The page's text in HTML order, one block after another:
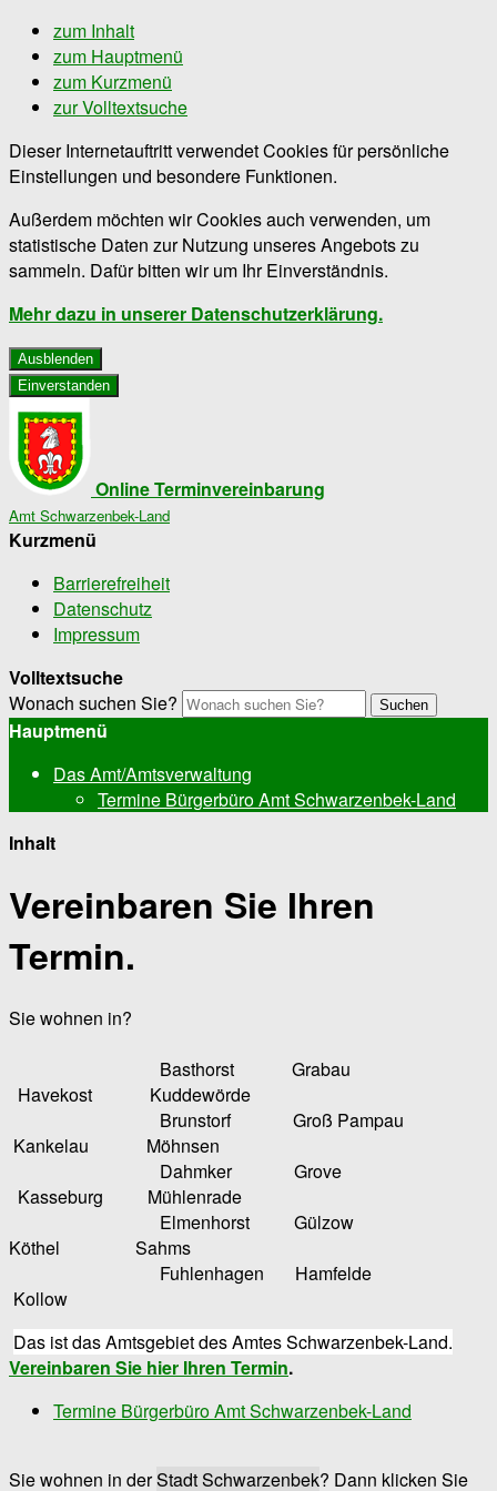
zum Inhalt
zum Hauptmenü
zum Kurzmenü
zur Volltextsuche
Dieser Internetauftritt verwendet Cookies für persönliche
Einstellungen und besondere Funktionen.
Außerdem möchten wir Cookies auch verwenden, um
statistische Daten zur Nutzung unseres Angebots zu
sammeln. Dafür bitten wir um Ihr Einverständnis.
Mehr dazu in unserer Datenschutzerklärung.
Ausblenden
Einverstanden
Online Terminvereinbarung
Amt Schwarzenbek-Land
Kurzmenü
Barrierefreiheit
Datenschutz
Impressum
Volltextsuche
Wonach suchen Sie?
Suchen
Hauptmenü
Das Amt/Amtsverwaltung
Termine Bürgerbüro Amt Schwarzenbek-Land
Inhalt
Vereinbaren Sie Ihren
Termin.
Sie wohnen in?
Basthorst Grabau
Havekost Kuddewörde
Brunstorf Groß Pampau
Kankelau Möhnsen
Dahmker Grove
Kasseburg Mühlenrade
Elmenhorst Gülzow
Köthel Sahms
Fuhlenhagen Hamfelde
Kollow
Das ist das Amtsgebiet des Amtes Schwarzenbek-Land.
Vereinbaren Sie hier Ihren Termin.
Termine Bürgerbüro Amt Schwarzenbek-Land
Sie wohnen in derStadt Schwarzenbek? Dann klicken Sie